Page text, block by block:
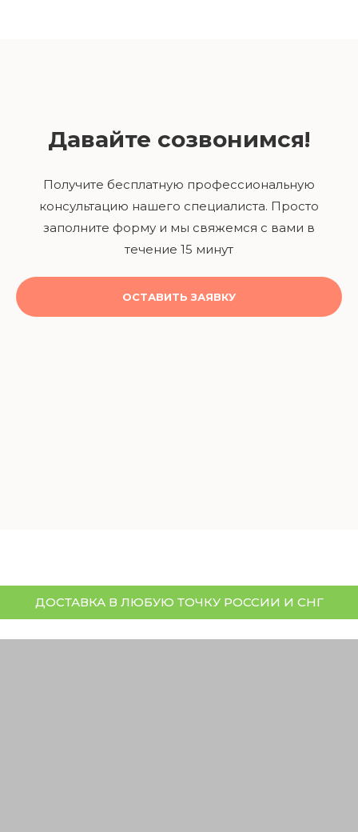
Давайте созвонимся!
Получите бесплатную профессиональную
консультацию нашего специалиста. Просто
заполните форму и мы свяжемся с вами в
течение 15 минут
ОСТАВИТЬ ЗАЯВКУ
ДОСТАВКА В ЛЮБУЮ ТОЧКУ РОССИИ И СНГ